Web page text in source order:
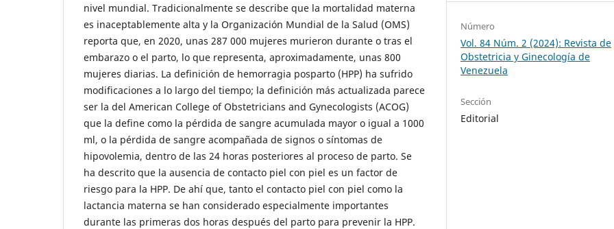
nivel mundial. Tradicionalmente se describe que la mortalidad materna
es inaceptablemente alta y la Organización Mundial de la Salud (OMS)
reporta que, en 2020, unas 287 000 mujeres murieron durante o tras el
embarazo o el parto, lo que representa, aproximadamente, unas 800
mujeres diarias. La definición de hemorragia posparto (HPP) ha sufrido
modificaciones a lo largo del tiempo; la definición más actualizada parece
ser la del American College of Obstetricians and Gynecologists (ACOG)
que la define como la pérdida de sangre acumulada mayor o igual a 1000
ml, o la pérdida de sangre acompañada de signos o síntomas de
hipovolemia, dentro de las 24 horas posteriores al proceso de parto. Se
ha descrito que la ausencia de contacto piel con piel es un factor de
riesgo para la HPP. De ahí que, tanto el contacto piel con piel como la
lactancia materna se han considerado especialmente importantes
durante las primeras dos horas después del parto para prevenir la HPP.
Número
Vol. 84 Núm. 2 (2024): Revista de
Obstetricia y Ginecología de
Venezuela
Sección
Editorial